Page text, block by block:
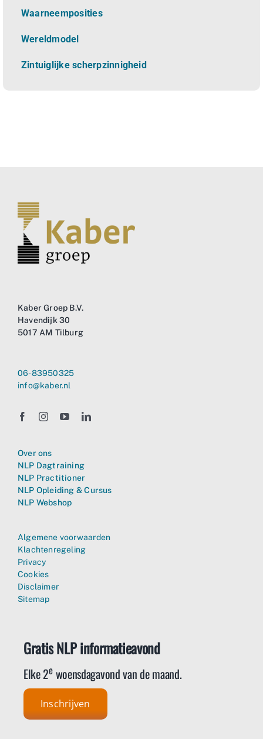
Waarneemposities
Wereldmodel
Zintuiglijke scherpzinnigheid
Kaber Groep B.V.
Havendijk 30
5017 AM Tilburg
06-83950325
info@kaber.nl
Over ons
NLP Dagtraining
NLP Practitioner
NLP Opleiding & Cursus
NLP Webshop
Algemene voorwaarden
Klachtenregeling
Privacy
Cookies
Disclaimer
Sitemap
Gratis NLP informatieavond
Elke 2ewoensdagavond van de maand.
Inschrijven